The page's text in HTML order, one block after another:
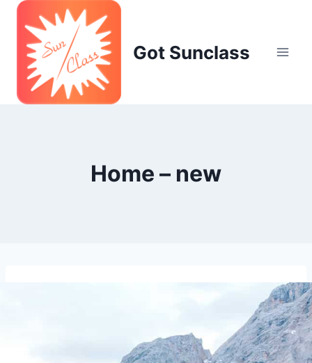
Skip
content
Got Sunclass
Home – new